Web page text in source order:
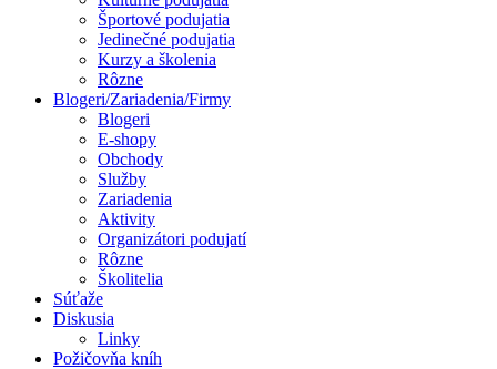
Športové podujatia
Jedinečné podujatia
Kurzy a školenia
Rôzne
Blogeri/Zariadenia/Firmy
Blogeri
E-shopy
Obchody
Služby
Zariadenia
Aktivity
Organizátori podujatí
Rôzne
Školitelia
Súťaže
Diskusia
Linky
Požičovňa kníh